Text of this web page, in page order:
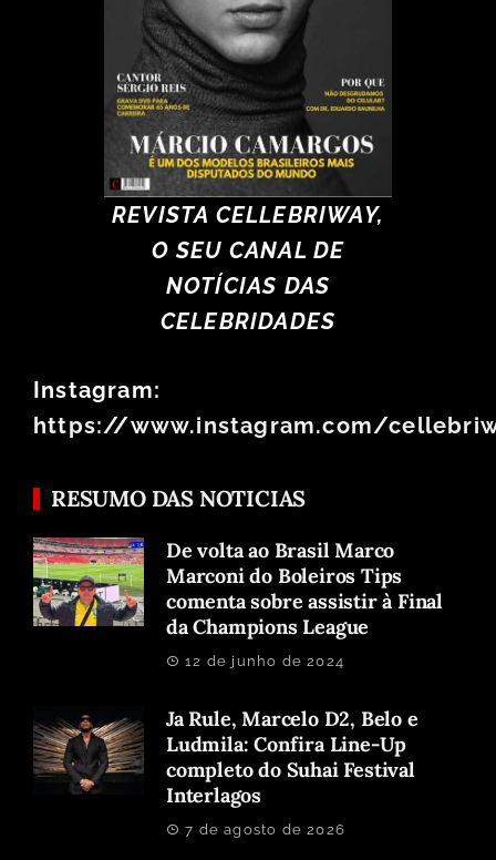
REVISTA CELLEBRIWAY,
O SEU CANAL DE
NOTÍCIAS DAS
CELEBRIDADES
Instagram:
https://www.instagram.com/
RESUMO DAS NOTICIAS
De volta ao Brasil Marco
Marconi do Boleiros Tips
comenta sobre assistir à Final
da Champions League
12 de junho de 2024
Ja Rule, Marcelo D2, Belo e
Ludmila: Confira Line-Up
completo do Suhai Festival
Interlagos
7 de agosto de 2026